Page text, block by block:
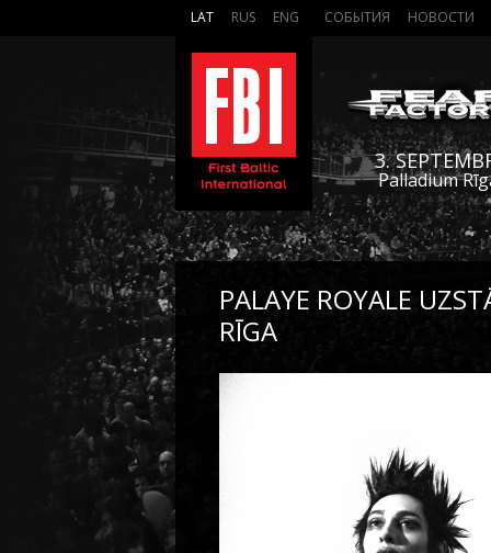
LAT RUS ENG СОБЫТИЯ НОВОСТИ
3.
Palladium
PALAYE ROYALE
RĪGA